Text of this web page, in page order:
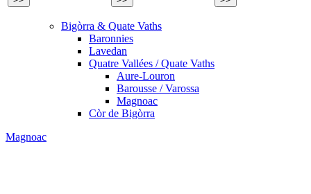
Bigòrra & Quate Vaths
Baronnies
Lavedan
Quatre Vallées / Quate Vaths
Aure-Louron
Barousse / Varossa
Magnoac
Còr de Bigòrra
Magnoac